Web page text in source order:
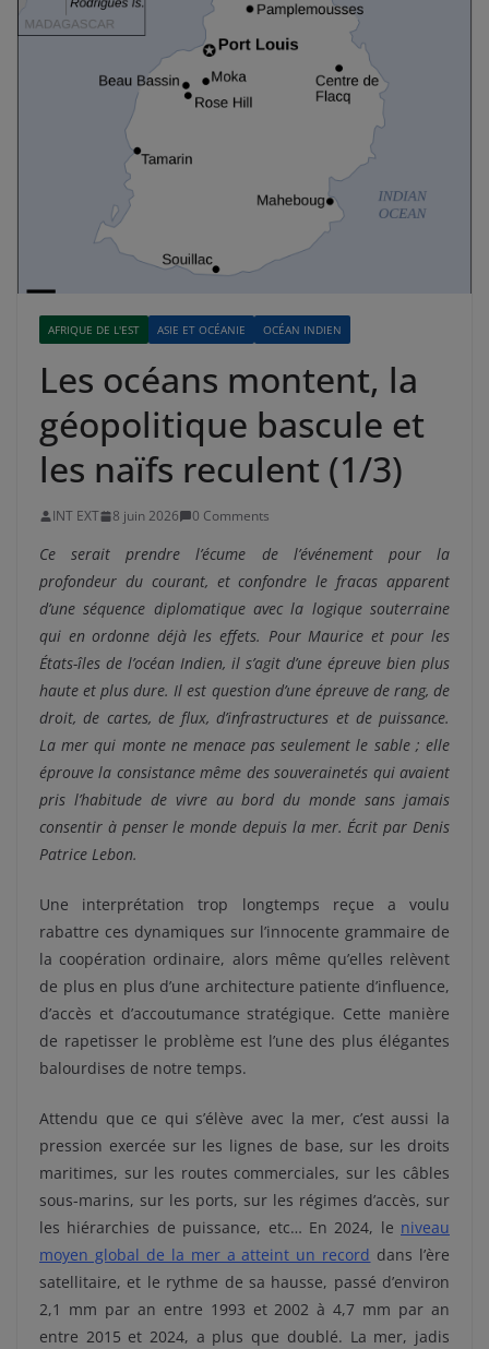
AFRIQUE DE L'EST ASIE ET OCÉANIE OCÉAN INDIEN
Les océans montent, la
géopolitique bascule et
les naïfs reculent (1/3)
INT EXT 8 juin 2026 0 Comments
Ce serait prendre l’écume de l’événement pour la
profondeur du courant, et confondre le fracas apparent
d’une séquence diplomatique avec la logique souterraine
qui en ordonne déjà les effets. Pour Maurice et pour les
États-îles de l’océan Indien, il s’agit d’une épreuve bien plus
haute et plus dure. Il est question d’une épreuve de rang, de
droit, de cartes, de flux, d’infrastructures et de puissance.
La mer qui monte ne menace pas seulement le sable ; elle
éprouve la consistance même des souverainetés qui avaient
pris l’habitude de vivre au bord du monde sans jamais
consentir à penser le monde depuis la mer.Écrit par Denis
Patrice Lebon.
Une interprétation trop longtemps reçue a voulu
rabattre ces dynamiques sur l’innocente grammaire de
la coopération ordinaire, alors même qu’elles relèvent
de plus en plus d’une architecture patiente d’influence,
d’accès et d’accoutumance stratégique. Cette manière
de rapetisser le problème est l’une des plus élégantes
balourdises de notre temps.
Attendu que ce qui s’élève avec la mer, c’est aussi la
pression exercée sur les lignes de base, sur les droits
maritimes, sur les routes commerciales, sur les câbles
sous-marins, sur les ports, sur les régimes d’accès, sur
les hiérarchies de puissance, etc… En 2024, le niveau
moyen global de la mer a atteint un record dans l’ère
satellitaire, et le rythme de sa hausse, passé d’environ
2,1 mm par an entre 1993 et 2002 à 4,7 mm par an
entre 2015 et 2024, a plus que doublé. La mer, jadis